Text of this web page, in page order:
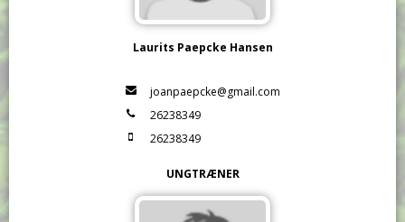
Laurits Paepcke Hansen
joanpaepcke@gmail.com
26238349
26238349
UNGTRÆNER